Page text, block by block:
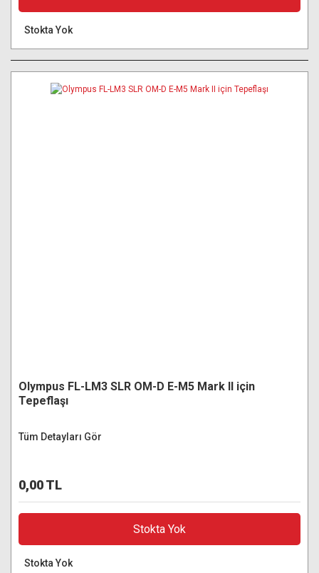
Stokta Yok
Olympus FL-LM3 SLR OM-D E-M5 Mark II için
Tepeflaşı
Tüm Detayları Gör
0,00 TL
Stokta Yok
Stokta Yok